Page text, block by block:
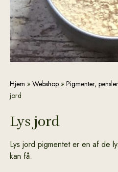
Hjem » Webshop » Pigmenter,
jord
Lys jord
Lys jord pigmentet er en af de
kan få.
Lys
jord